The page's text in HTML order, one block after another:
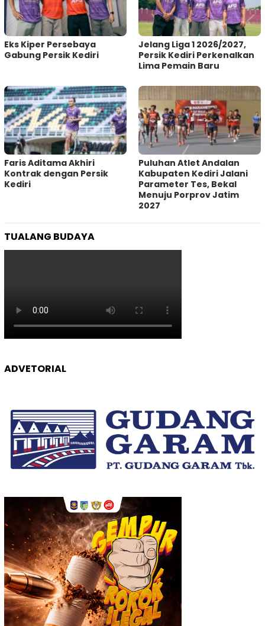
Eks Kiper Persebaya
Gabung Persik Kediri
Jelang Liga 1 2026/2027,
Persik Kediri Perkenalkan
Lima Pemain Baru
Faris Aditama Akhiri
Kontrak dengan Persik
Kediri
Puluhan Atlet Andalan
Kabupaten Kediri Jalani
Parameter Tes, Bekal
Menuju Porprov Jatim
2027
TUALANG BUDAYA
ADVETORIAL